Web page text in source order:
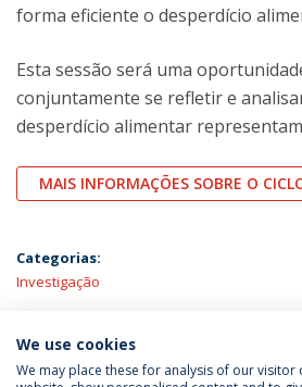
forma eficiente o desperdício
Esta sessão será uma
conjuntamente se refletir e
desperdício alimentar
MAIS INFORMAÇÕES SOBRE O
Categorias:
Investigação
ÚLTIMAS NOTÍCIAS
We use cookies
We may place these for analysis of our